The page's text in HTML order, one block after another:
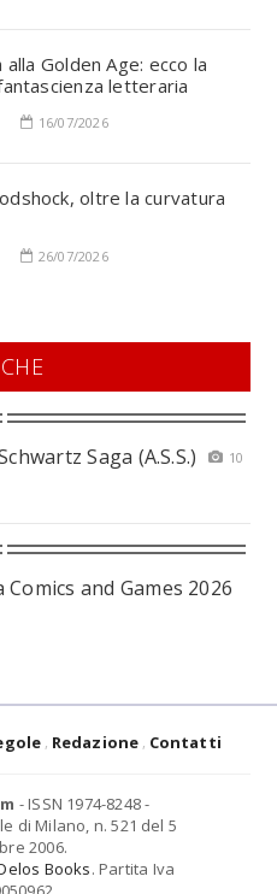
alla Golden Age: ecco la
letteraria
16/07/2026
oltre la curvatura
26/07/2026
Saga (A.S.S.)
10
and Games 2026
Redazione Contatti
- ISSN 1974-8248 -
di Milano, n. 521 del 5
2006.
Books. Partita Iva